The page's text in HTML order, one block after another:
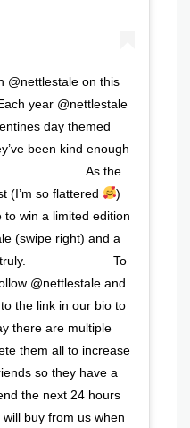
@nettlestale on this
year @nettlestale
day themed
been kind enough
⠀⠀⠀⠀⠀⠀⠀⠀⠀ As the
(I’m so flattered
)
win a limited edition
(swipe right) and a
truly. ⠀⠀⠀⠀⠀⠀⠀⠀⠀ To
@nettlestale and
the link in our bio to
there are multiple
them all to increase
so they have a
the next 24 hours
buy from us when